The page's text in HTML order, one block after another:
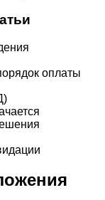
оплаты